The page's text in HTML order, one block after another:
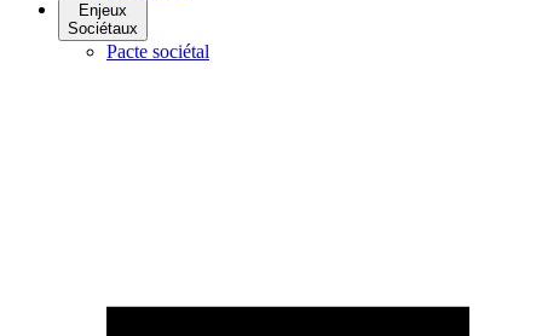
Enjeux
Sociétaux
Pacte sociétal